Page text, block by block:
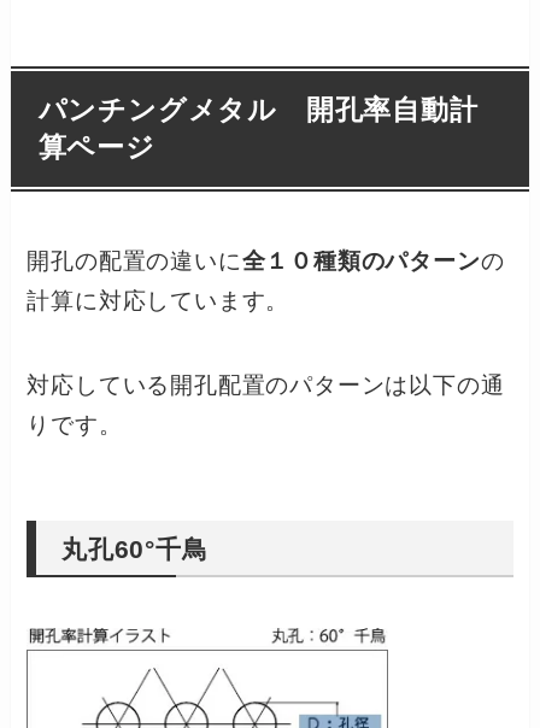
パンチングメタル 開孔率自動計
算ページ
開孔の配置の違いに全１０種類のパターンの
計算に対応しています。
対応している開孔配置のパターンは以下の通
りです。
丸孔60°千鳥